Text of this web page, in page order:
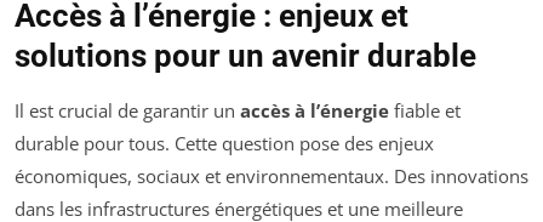
Accès à l’énergie : enjeux et
solutions pour un avenir durable
Il est crucial de garantir un accès à l’énergie fiable et
durable pour tous. Cette question pose des enjeux
économiques, sociaux et environnementaux. Des innovations
dans les infrastructures énergétiques et une meilleure